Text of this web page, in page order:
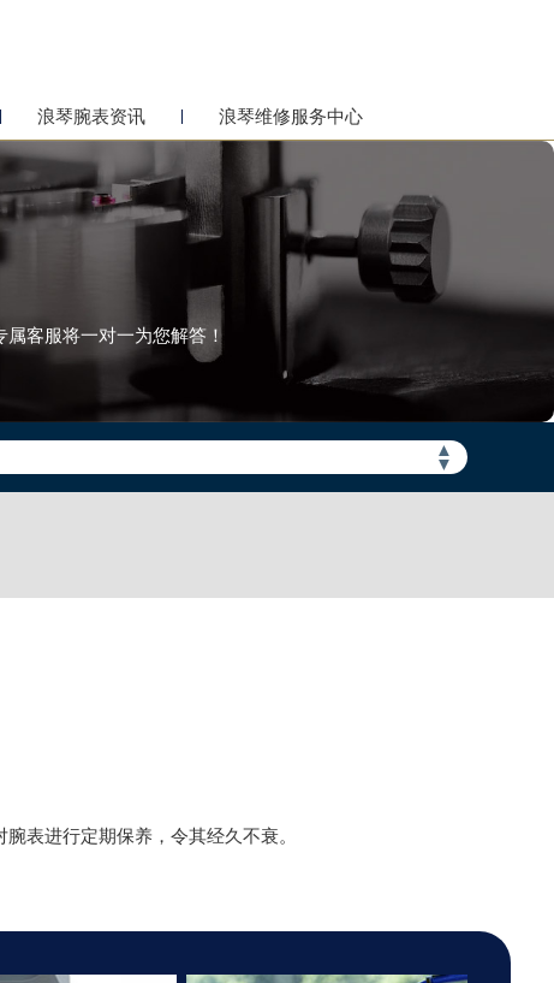
浪琴腕表资讯 浪琴维修服务中心
客服将一对一为您解答！
▲
▼
表进行定期保养，令其经久不衰。